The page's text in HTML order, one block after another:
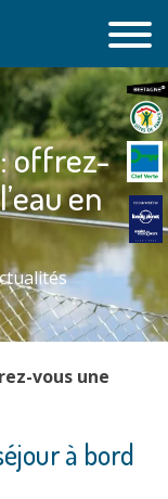
offrez-
en
vous une
à bord